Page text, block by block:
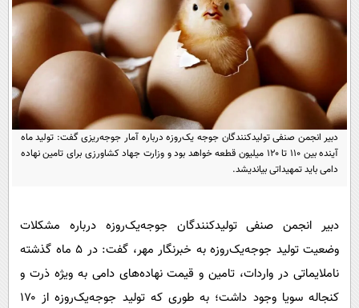
حوادث
سلامت
یک برش دانایی
محیط زیست
سفر و تفریح
بین الملل
سیاست خارجی
فرهنگ و هنر
علم و دانش
فناوری و It
علمی
اخبار کریپتو
قرآن
گوناگون
سرگرمی
فیلم
سیاست
سرگرمی
فناوری
روانشناسی
دبیر انجمن صنفی تولیدکنندگان جوجه یک‌روزه درباره آمار جوجه‌ریزی گفت: تولید ماه
آینده بین ۱۱۰ تا ۱۲۰ میلیون قطعه خواهد بود و وزارت جهاد کشاورزی برای تامین نهاده
دامی باید تمهیداتی بیاندیشد.
دبیر انجمن صنفی تولیدکنندگان جوجه‌یک‌روزه درباره مشکلات
وضعیت تولید جوجه‌یک‌روزه به خبرنگار مهر، گفت: در ۵ ماه گذشته
ناملایماتی در واردات، تامین و قیمت نهاده‌های دامی به ویژه ذرت و
کنجاله سویا وجود داشت؛ به طوری که تولید جوجه‌یک‌روزه از ۱۷۰